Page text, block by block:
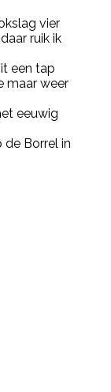
vier
ruik ik
een tap
maar weer
eeuwig
de Borrel in